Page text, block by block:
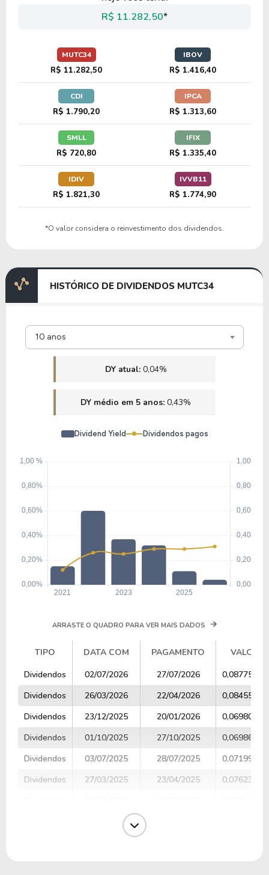
50,52 33,13%
32,02 5,06%
33,40 11,44 34,24% 0,00%
R$ 11.282,50*
MUTC34
R$ 11.282,50
IBOV
R$ 1.416,40
CDI
R$ 1.790,20
IPCA
R$ 1.313,60
SMLL
R$ 720,80
IFIX
R$ 1.335,40
IDIV
R$ 1.821,30
IVVB11
R$ 1.774,90
*O valor considera o reinvestimento dos dividendos.
HISTÓRICO DE DIVIDENDOS MUTC34
10 anos
DY atual: 0,04%
DY médio em 5 anos: 0,43%
Dividend Yield Dividendos pagos
ARRASTE O QUADRO PARA VER MAIS DADOS
TIPO DATA COM PAGAMENTO
VALOR
TIPO
DATA COM PAGAMENTO VALOR
Dividendos 02/07/2026 27/07/2026
0,08775192
Dividendos
26/03/2026 22/04/2026
0,08455417
Dividendos
23/12/2025 20/01/2026
0,06980205
Dividendos
01/10/2025 27/10/2025
0,06986948
Dividendos
03/07/2025 28/07/2025
0,07199433
Dividendos
27/03/2025 23/04/2025
0,07623518
03/10/2024